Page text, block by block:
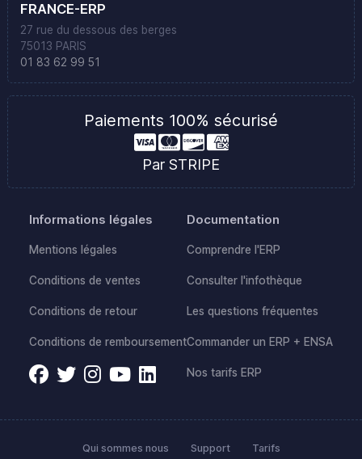
FRANCE-ERP
27 rue du dessous des berges
75013 PARIS
01 83 62 99 51
Paiements 100% sécurisé
Par STRIPE
Informations légales
Mentions légales
Conditions de ventes
Conditions de retour
Conditions de remboursement
Documentation
Comprendre l'ERP
Consulter l'infothèque
Les questions fréquentes
Commander un ERP + ENSA
Nos tarifs ERP
Qui sommes nous Support Tarifs